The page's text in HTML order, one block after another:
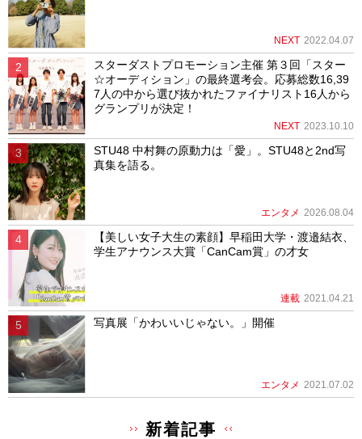
NEXT 2022.04.07
スターダストプロモーション主催 第３回「スター
☆オーディション」の最終選考会。応募総数16,39
7人の中から選び抜かれたファイナリスト16人から
グランプリが決定！
NEXT 2023.10.10
STU48 中村舞の原動力は「愛」。STU48と2nd写
真集を語る。
エンタメ 2026.08.04
【美しい女子大生の素顔】早稲田大学・渡邉結衣、
学生アナウンス大賞「CanCam賞」の才女
連載 2021.04.21
写真展「かわいいじゃない。」開催
エンタメ 2021.07.02
新着記事